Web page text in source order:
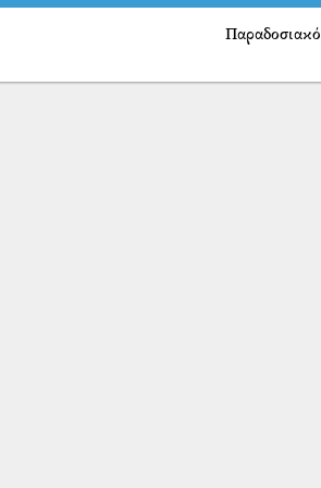
Παραδοσιακό